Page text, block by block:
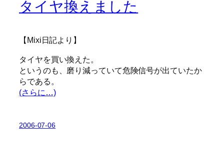
タイヤ換えました
【Mixi日記より】
タイヤを買い換えた。
というのも、磨り減っていて危険信号が出ていたか
らである。
(さらに…)
2006-07-06